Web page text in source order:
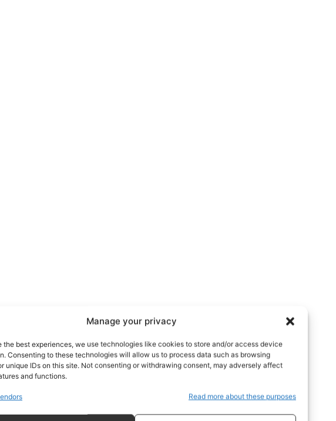
Manage your privacy
the best experiences, we use technologies like cookies to store and/or access device
Consenting to these technologies will allow us to process data such as browsing
unique IDs on this site. Not consenting or withdrawing consent, may adversely affect
and functions.
Read more about these purposes
Geopolitica